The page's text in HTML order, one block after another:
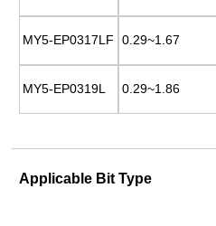
MY5-EP0317LF 0.29~1.67
MY5-EP0319L 0.29~1.86
MY5-EP0317LF 0.29~1.67
MY5-EP0319L 0.29~1.86
Applicable Bit Type